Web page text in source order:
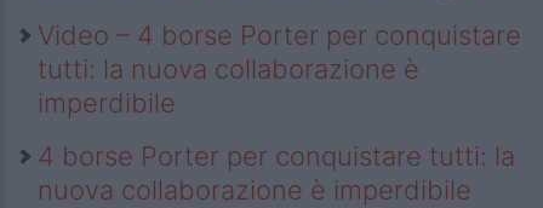
Video – 4 borse Porter per conquistare
tutti: la nuova collaborazione è
imperdibile
4 borse Porter per conquistare tutti: la
nuova collaborazione è imperdibile